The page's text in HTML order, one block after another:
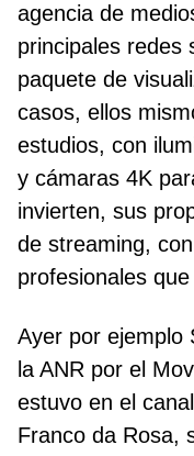
agencia de
principales redes
paquete de
casos, ellos
estudios, con
y cámaras 4K
invierten, sus
de streaming,
profesionales
Ayer por ejemplo
la ANR por el
estuvo en el
Franco da Rosa,